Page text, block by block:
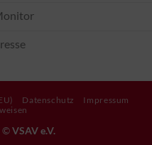
Datenschutz
Impressum
©VSAV e.V.